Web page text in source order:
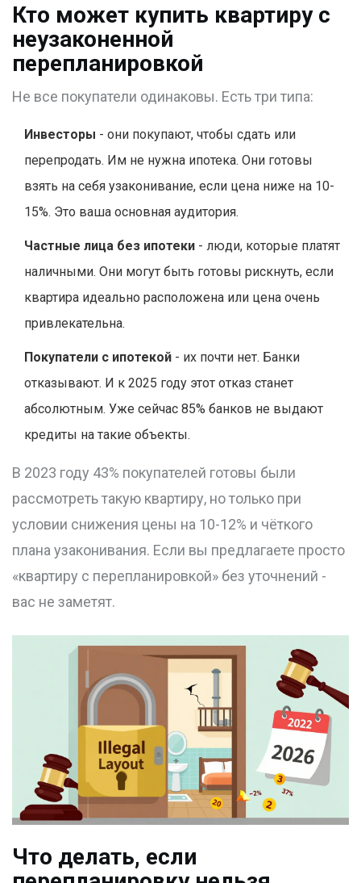
Кто может купить квартиру с
неузаконенной
перепланировкой
Не все покупатели одинаковы. Есть три типа:
Инвесторы - они покупают, чтобы сдать или
перепродать. Им не нужна ипотека. Они готовы
взять на себя узаконивание, если цена ниже на 10-
15%. Это ваша основная аудитория.
Частные лица без ипотеки - люди, которые платят
наличными. Они могут быть готовы рискнуть, если
квартира идеально расположена или цена очень
привлекательна.
Покупатели с ипотекой - их почти нет. Банки
отказывают. И к 2025 году этот отказ станет
абсолютным. Уже сейчас 85% банков не выдают
кредиты на такие объекты.
В 2023 году 43% покупателей готовы были
рассмотреть такую квартиру, но только при
условии снижения цены на 10-12% и чёткого
плана узаконивания. Если вы предлагаете просто
«квартиру с перепланировкой» без уточнений -
вас не заметят.
Что делать, если